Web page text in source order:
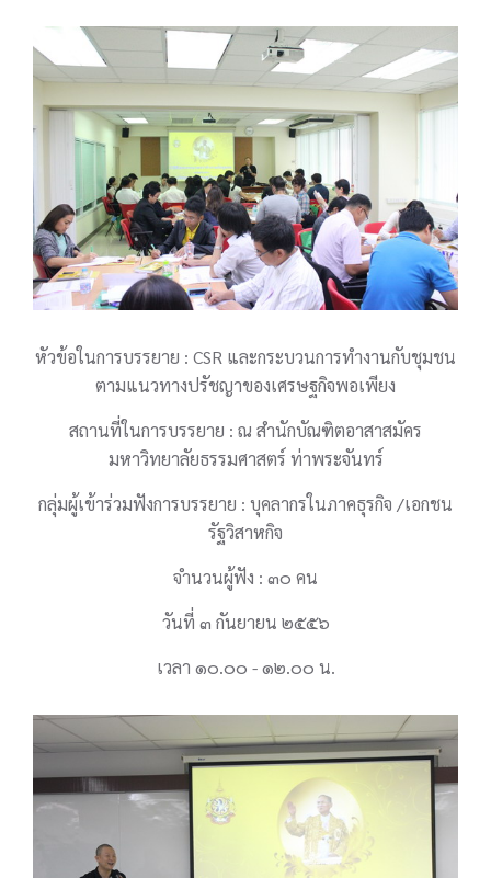
หัวข้อในการบรรยาย : CSR และกระบวนการทำงานกับชุมชน
ตามแนวทางปรัชญาของเศรษฐกิจพอเพียง
สถานที่ในการบรรยาย : ณ สำนักบัณฑิตอาสาสมัคร
มหาวิทยาลัยธรรมศาสตร์ ท่าพระจันทร์
กลุ่มผู้เข้าร่วมฟังการบรรยาย : บุคลากรในภาคธุรกิจ /เอกชน
รัฐวิสาหกิจ
จำนวนผู้ฟัง : ๓๐ คน
วันที่ ๓ กันยายน ๒๕๕๖
เวลา ๑๐.๐๐ - ๑๒.๐๐ น.